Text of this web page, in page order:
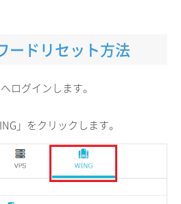
ードリセット方法
ログインします。
」をクリックします。